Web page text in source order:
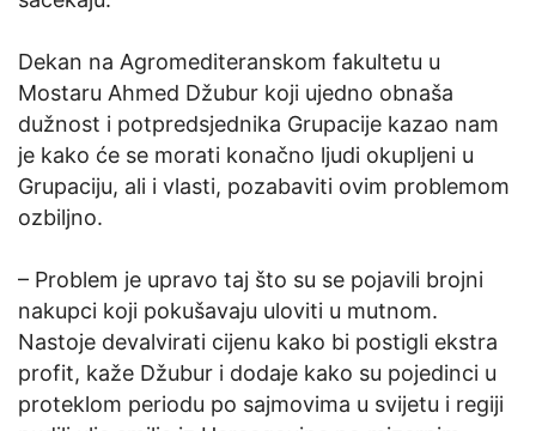
Dekan na Agromediteranskom fakultetu u
Mostaru Ahmed Džubur koji ujedno obnaša
dužnost i potpredsjednika Grupacije kazao nam
je kako će se morati konačno ljudi okupljeni u
Grupaciju, ali i vlasti, pozabaviti ovim problemom
ozbiljno.
– Problem je upravo taj što su se pojavili brojni
nakupci koji pokušavaju uloviti u mutnom.
Nastoje devalvirati cijenu kako bi postigli ekstra
profit, kaže Džubur i dodaje kako su pojedinci u
proteklom periodu po sajmovima u svijetu i regiji